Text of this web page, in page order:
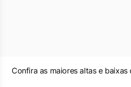
Confira as maiores altas e baixas